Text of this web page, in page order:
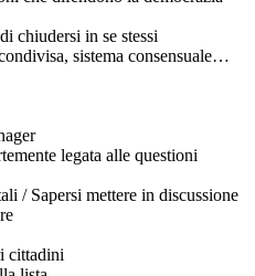
chiudersi in se stessi
sistema consensuale…
legata alle questioni
/ Sapersi mettere in discussione
cittadini